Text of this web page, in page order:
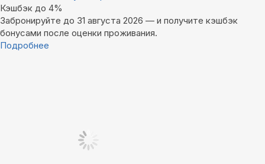
Кэшбэк до 4%
Забронируйте до 31 августа 2026 — и получите кэшбэк
бонусами после оценки проживания.
Подробнее